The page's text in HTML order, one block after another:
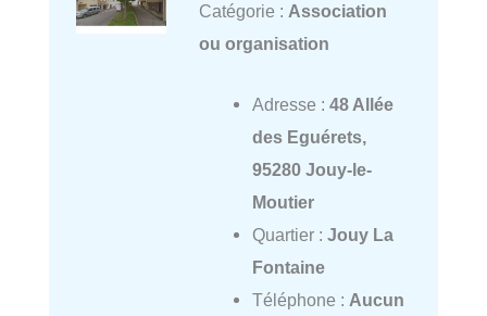
Catégorie : Association
ou organisation
Adresse : 48 Allée
des Eguérets,
95280 Jouy-le-
Moutier
Quartier : Jouy La
Fontaine
Téléphone : Aucun